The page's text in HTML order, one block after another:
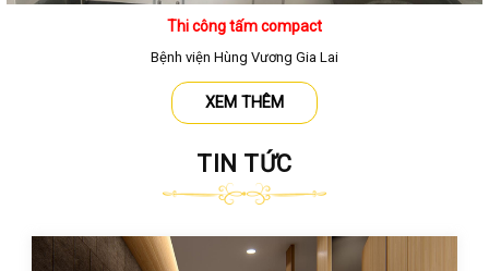
Thi công tấm compact
Bệnh viện Hùng Vương Gia Lai
XEM THÊM
TIN TỨC